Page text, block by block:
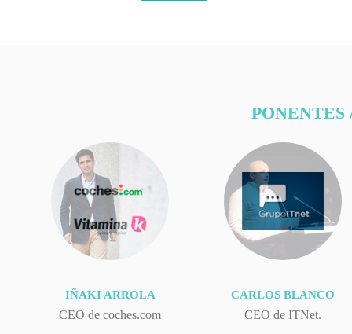
IÑAKI ARROLA
CEO de coches.com
CARLOS BLANCO
CEO de ITNet.